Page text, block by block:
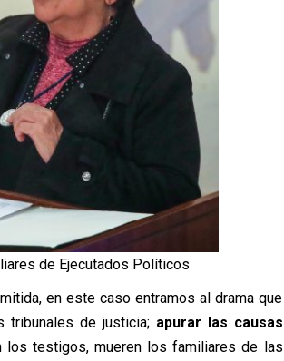
de Ejecutados Políticos
en este caso entramos al drama que
tribunales de justicia; apurar las causas
los testigos, mueren los familiares de las